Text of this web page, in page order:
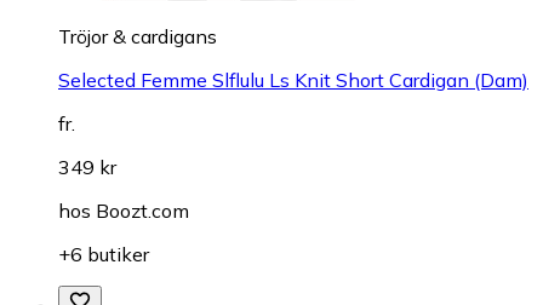
Tröjor & cardigans
Selected Femme Slflulu Ls Knit Short Cardigan (Dam)
fr.
349 kr
hos Boozt.com
+6 butiker